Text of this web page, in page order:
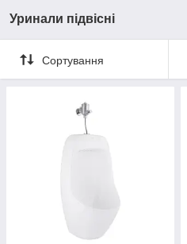
Уринали підвісні
Сортування